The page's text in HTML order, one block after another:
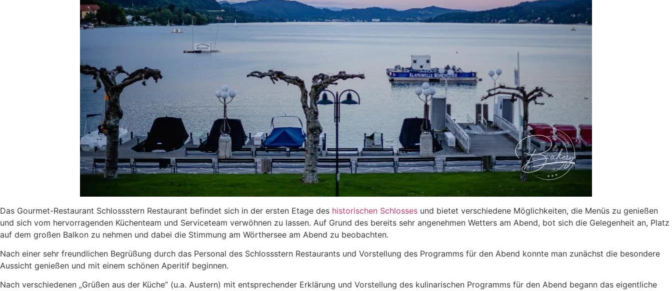
Das Gourmet-Restaurant Schlossstern Restaurant befindet sich in der ersten Etage des historischen Schlosses und bietet verschiedene Möglichkeiten, die Menüs zu genießen
und sich vom hervorragenden Küchenteam und Serviceteam verwöhnen zu lassen. Auf Grund des bereits sehr angenehmen Wetters am Abend, bot sich die Gelegenheit an, Platz
auf dem großen Balkon zu nehmen und dabei die Stimmung am Wörthersee am Abend zu beobachten.
Nach einer sehr freundlichen Begrüßung durch das Personal des Schlossstern Restaurants und Vorstellung des Programms für den Abend konnte man zunächst die besondere
Aussicht genießen und mit einem schönen Aperitif beginnen.
Nach verschiedenen „Grüßen aus der Küche“ (u.a. Austern) mit entsprechender Erklärung und Vorstellung des kulinarischen Programms für den Abend begann das eigentliche